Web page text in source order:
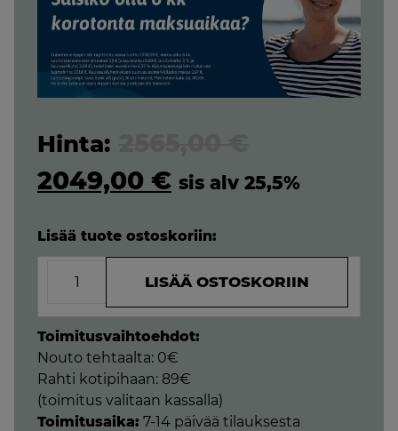
price
2049,00 €Current
is:
2049,00 €.
sis alv 25,5%
Lisää tuote ostoskoriin:
Ergo
Natural
jenkkisänky
180x200
jousitetulla
luonnonkumi
petauspatjalla,
LISÄÄ OSTOSKORIIN
Toimitusvaihtoehdot:
Nouto tehtaalta: 0€
Rahti kotipihaan: 89€
(toimitus valitaan kassalla)
Toimitusaika: 7-14 päivää tilauksesta